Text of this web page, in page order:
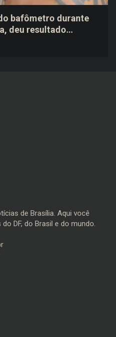
bafômetro durante
deu resultado
dos agentes de
de Brasília. Aqui você
DF, do Brasil e do mundo.